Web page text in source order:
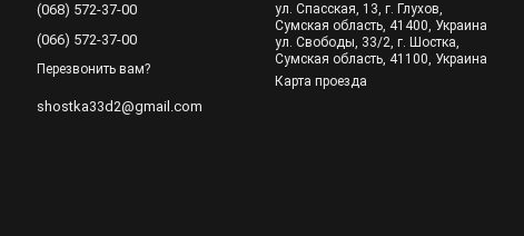
(068) 572-37-00
(066) 572-37-00
Перезвонить вам?
shostka33d2@gmail.com
ул. Спасская, 13, г. Глухов,
Сумская область, 41400, Украина
ул. Свободы, 33/2, г. Шостка,
Сумская область, 41100, Украина
Карта проезда